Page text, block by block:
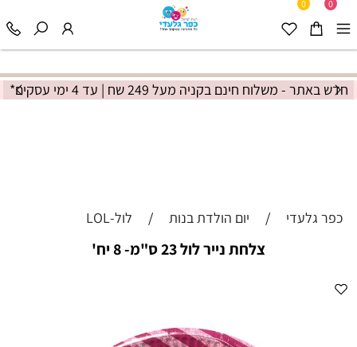
חדש באתר - משלוח חינם בקניה מעל 249 שח | עד 4 ימי עסקים*
0
0
כפר גלעדי / יום הולדת בנות / לול-LOL
צלחת נייר לול 23 ס"מ- 8 יח'